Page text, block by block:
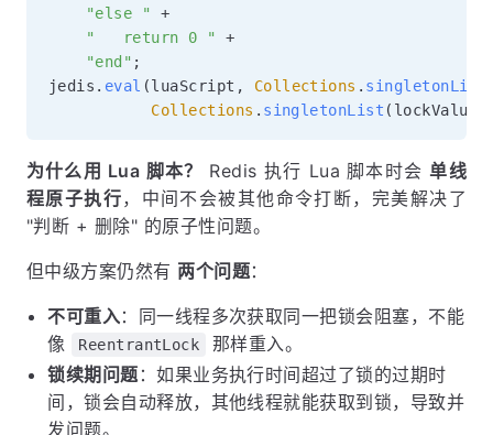
"else "
+
"   return 0 "
+
"end" ;
jedis . eval (luaScript , Collections . singletonList
Collections . singletonList ( lockValue
为什么用 Lua 脚本？ Redis 执行 Lua 脚本时会单线
程原子执行，中间不会被其他命令打断，完美解决了
"判断 + 删除" 的原子性问题。
但中级方案仍然有 两个问题：
不可重入：同一线程多次获取同一把锁会阻塞，不能
像
ReentrantLock
那样重入。
锁续期问题 ：如果业务执行时间超过了锁的过期时
间，锁会自动释放，其他线程就能获取到锁，导致并
发问题。